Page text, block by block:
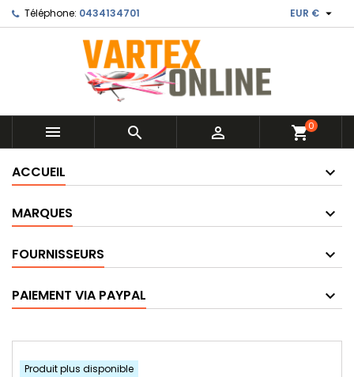
Téléphone: 0434134701 EUR € 
   shopping_cart0
ACCUEIL
MARQUES
FOURNISSEURS
PAIEMENT VIA PAYPAL
Produit plus disponible